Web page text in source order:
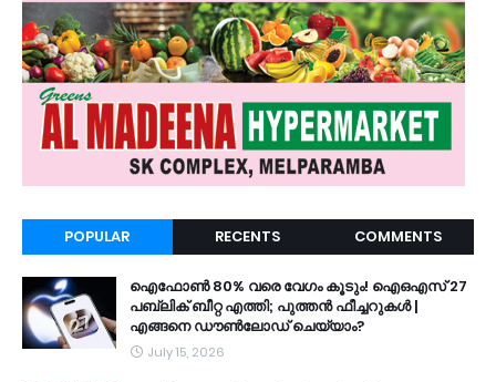
POPULAR RECENTS COMMENTS
ഐഫോൺ 80% വരെ വേഗം കൂടും! ഐഒഎസ് 27
പബ്ലിക് ബീറ്റ എത്തി; പുത്തൻ ഫീച്ചറുകൾ |
എങ്ങനെ ഡൗൺലോഡ് ചെയ്യാം?
July 15, 2026